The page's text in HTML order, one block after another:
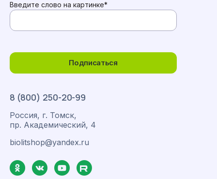
8 (800) 250-20-99
Россия, г. Томск,
пр. Академический, 4
biolitshop@yandex.ru
Подписаться
Введите слово на картинке*